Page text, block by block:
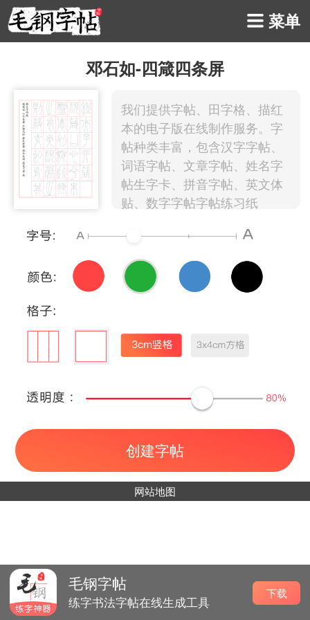
菜单
邓石如-四箴四条屏
我们提供字帖、田字格、描红
本的电子版在线制作服务。字
帖种类丰富，包含汉字字帖、
词语字帖、文章字帖、姓名字
帖生字卡、拼音字帖、英文体
贴、数字字帖字帖练习纸
创建字帖
网站地图
毛钢字帖
练字书法字帖在线生成工具
下载